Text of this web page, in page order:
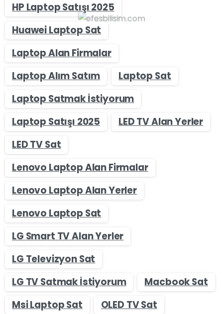
HP Laptop Satışı 2025
Huawei Laptop Sat
Laptop Alan Firmalar
Laptop Alım Satım
Laptop Sat
Laptop Satmak İstiyorum
Laptop Satışı 2025
LED TV Alan Yerler
LED TV Sat
Lenovo Laptop Alan Firmalar
Lenovo Laptop Alan Yerler
Lenovo Laptop Sat
LG Smart TV Alan Yerler
LG Televizyon Sat
LG TV Satmak İstiyorum
Macbook Sat
Msi Laptop Sat
OLED TV Sat